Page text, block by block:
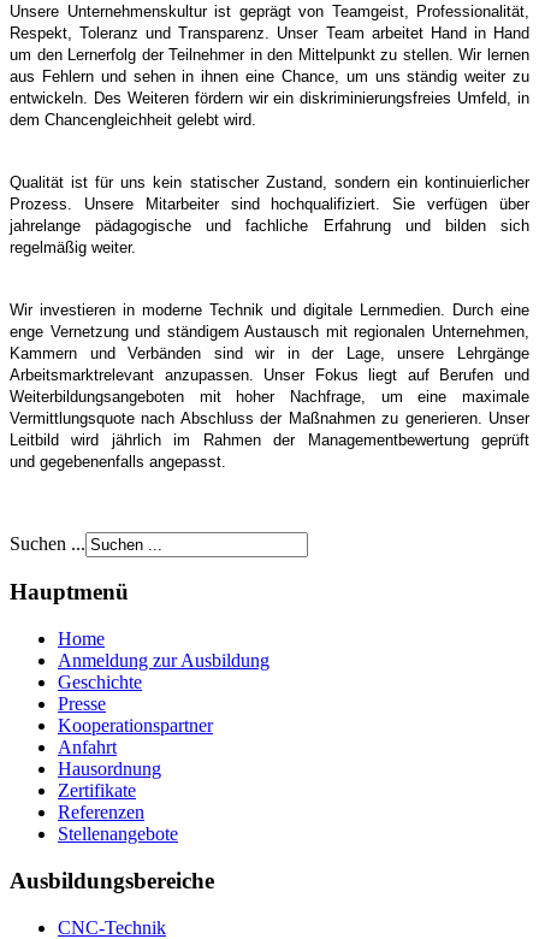
Unsere Unternehmenskultur ist geprägt von Teamgeist, Professionalität,
Respekt,Toleranz und Transparenz. Unser Team arbeitet Hand in Hand
um den Lernerfolg derTeilnehmer in den Mittelpunkt zu stellen. Wir lernen
aus Fehlern und sehen in ihnen eine Chance, um uns ständig weiter zu
entwickeln. Des Weiteren fördern wir eindiskriminierungsfreies Umfeld, in
dem Chancengleichheit gelebt wird.
Qualität ist für uns kein statischer Zustand, sondern ein kontinuierlicher
Prozess. Unsere Mitarbeiter sind hochqualifiziert. Sie verfügen über
jahrelange pädagogischeund fachliche Erfahrung und bilden sich
regelmäßig weiter.
Wir investieren in moderne Technik und digitale Lernmedien. Durch eine
enge Vernetzung und ständigem Austausch mit regionalen Unternehmen,
Kammern undVerbänden sind wir in der Lage, unsere Lehrgänge
Arbeitsmarktrelevant anzupassen. Unser Fokus liegt auf Berufen und
Weiterbildungsangeboten mit hoher Nachfrage, umeine maximale
Vermittlungsquote nach Abschluss der Maßnahmen zu generieren. Unser
Leitbild wird jährlich im Rahmen der Managementbewertung geprüft
und gegebenenfalls angepasst.
Suchen ...
Hauptmenü
Home
Anmeldung zur Ausbildung
Geschichte
Presse
Kooperationspartner
Anfahrt
Hausordnung
Zertifikate
Referenzen
Stellenangebote
Ausbildungsbereiche
CNC-Technik